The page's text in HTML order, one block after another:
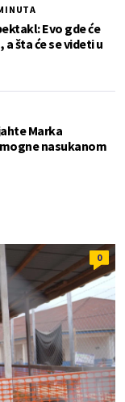
Evo gde će
šta će se videti u
Marka
nasukanom
0